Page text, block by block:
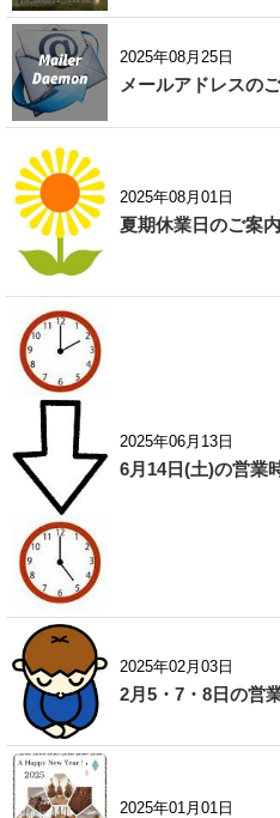
2025年08月25日
メールアドレスの
2025年08月01日
夏期休業日のご案内
2025年06月13日
6月14日(土)の営業
2025年02月03日
2月5・7・8日の営
2025年01月01日